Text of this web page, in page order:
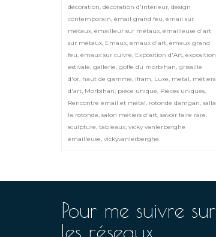
décoration, décoration d'intérieur, design
contemporain, émail grand feu, émail sur
métaux, émailleur sur métaux, émailleuse d'art
sur métaux, Emaux, émaux d'art, émaux grand
feu, émaux sur cuivre, Exposition d'Art, exposition
estivale, gallerie, golfe du morbihan, grisaille
d'or, haut de gamme, ifram, Luxe, metal, métiers
d'art, Morbihan, pièce unique, Pièces uniques,
Rencontre émail et métal, rotonde damgan, salla
la rotonde, salon métiers d'art, savoir faire rare,
sculpture, tableaux, vicky vanlerberghe
émailleuse, vickyvanlerberghe
Pour me suivre sur
les réseaux